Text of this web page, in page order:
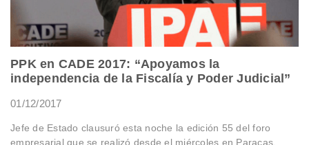
PPK en CADE 2017: “Apoyamos la
independencia de la Fiscalía y Poder Judicial”
01/12/2017
Jefe de Estado clausuró esta noche la edición 55 del foro
empresarial que se realizó desde el miércoles en Paracas,